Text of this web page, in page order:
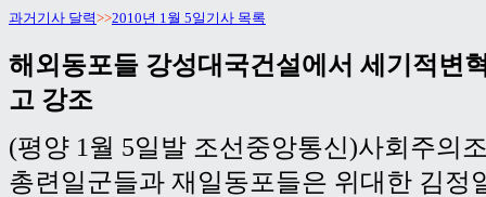
과거기사 달력>>2010년 1월 5일기사 목록
해외동포들 강성대국건설에서 세기적변
고 강조
(평양 1월 5일발 조선중앙통신)사회주의
총련일군들과 재일동포들은 위대한 김정